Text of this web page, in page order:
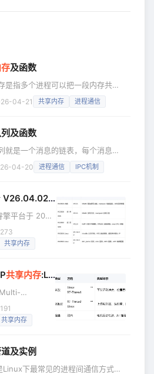
及函数
是指多个进程可以把一段内存共同
空间中，从而实现数据的共享和传
ipcs ------ Message
04-21 共享内存 进程通信
及函数
就是一个消息的链表，每个消息队
构struct msg_queue来描述。队列
04-20 进程通信 IPC机制
布：DSMC 驱动正式上线，
平台于 2026
版
与
启动脚本增强
混合部署体
、更新概览
、L
273
共享内存
共享内存:Linux 与 RT-Thread 高速数据交换
）混合部署
运行在同
绍了 DSMC 总
191
共享内存
及实例
下最常见的进程间通信方式之